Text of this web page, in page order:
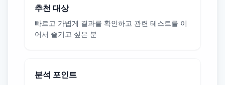
추천 대상
빠르고 가볍게 결과를 확인하고 관련 테스트를 이
어서 즐기고 싶은 분
분석 포인트